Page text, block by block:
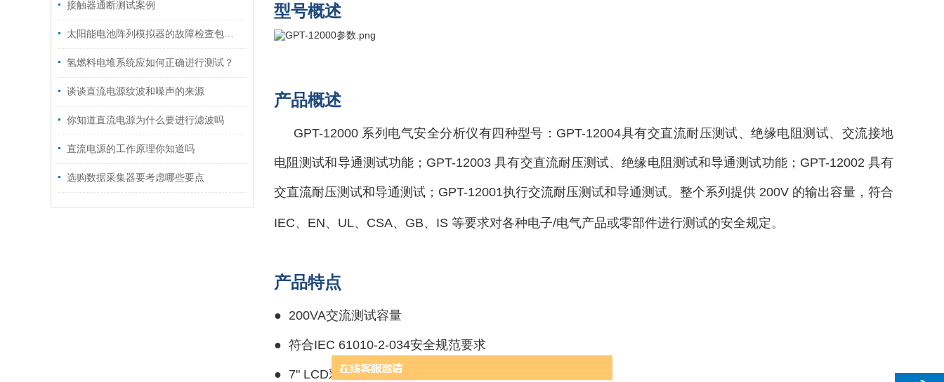
接触器通断测试案例
太阳能电池阵列模拟器的故障检查包括几个方面
氢燃料电堆系统应如何正确进行测试？
谈谈直流电源纹波和噪声的来源
你知道直流电源为什么要进行滤波吗
直流电源的工作原理你知道吗
选购数据采集器要考虑哪些要点
型号概述
产品概述
GPT-12000 系列电气安全分析仪有四种型号：GPT-12004具有交直流耐压测试、绝缘电阻测试、交流接地
电阻测试和导通测试功能；GPT-12003 具有交直流耐压测试、绝缘电阻测试和导通测试功能；GPT-12002 具有
交直流耐压测试和导通测试；GPT-12001执行交流耐压测试和导通测试。整个系列提供 200V 的输出容量，符合
IEC、EN、UL、CSA、GB、IS 等要求对各种电子/电气产品或零部件进行测试的安全规定。
产品特点
● 200VA交流测试容量
● 符合IEC 61010-2-034安全规范要求
● 7" LCD彩色显示屏